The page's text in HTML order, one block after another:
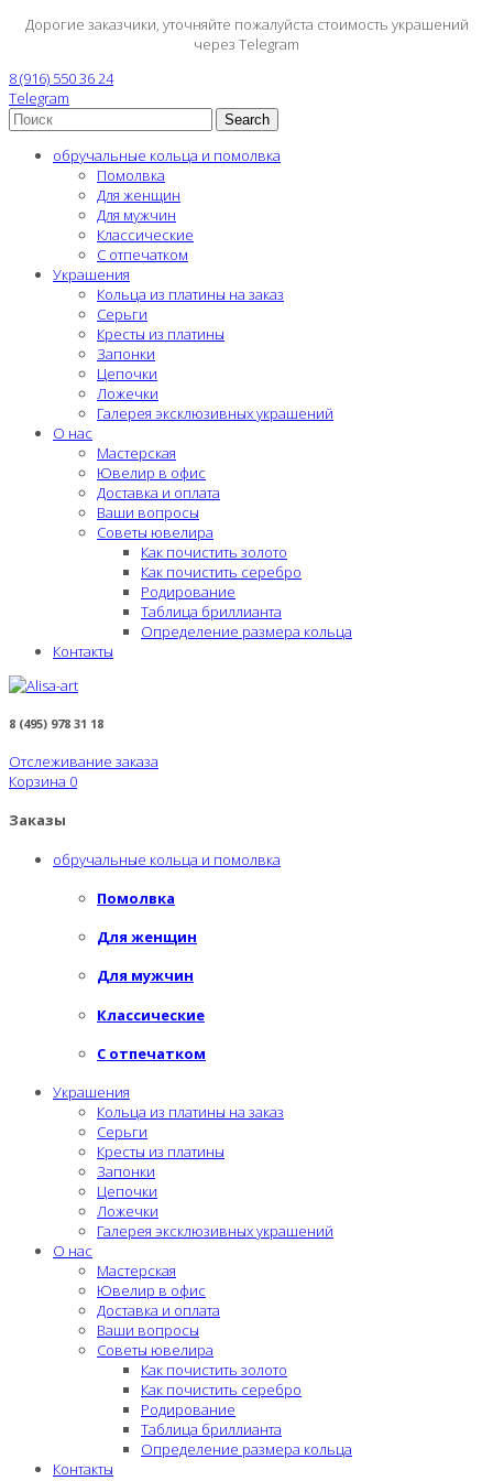
Дорогие заказчики, уточняйте пожалуйста стоимость украшений
через Telegram
8 (916) 550 36 24
Telegram
Search
обручальные кольца и помолвка
Помолвка
Для женщин
Для мужчин
Классические
С отпечатком
Украшения
Кольца из платины на заказ
Серьги
Кресты из платины
Запонки
Цепочки
Ложечки
Галерея эксклюзивных украшений
О нас
Мастерская
Ювелир в офис
Доставка и оплата
Ваши вопросы
Советы ювелира
Как почистить золото
Как почистить серебро
Родирование
Таблица бриллианта
Определение размера кольца
Контакты
8 (495) 978 31 18
Отслеживание заказа
Корзина 0
Заказы
обручальные кольца и помолвка
Помолвка
Для женщин
Для мужчин
Классические
С отпечатком
Украшения
Кольца из платины на заказ
Серьги
Кресты из платины
Запонки
Цепочки
Ложечки
Галерея эксклюзивных украшений
О нас
Мастерская
Ювелир в офис
Доставка и оплата
Ваши вопросы
Советы ювелира
Как почистить золото
Как почистить серебро
Родирование
Таблица бриллианта
Определение размера кольца
Контакты